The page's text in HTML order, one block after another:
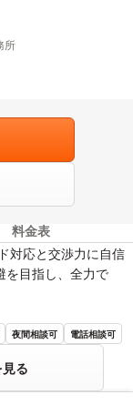
所
料金表
応と交渉力に自信
目指し、全力で
夜間相談可 電話相談可
る